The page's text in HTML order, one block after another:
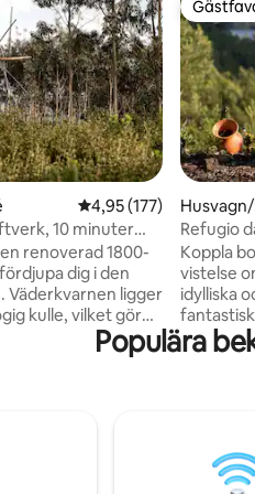
4,95 av 5 i
4,95 (177)
10 minuter
renoverad 1800-
dig i den
kulle, vilket gör
intilliggande
och även
Sao
Óbidos, alla
Refugio
utsikt
Koppla
vistelse
idylliska
Refugio
från
kloster
minuter
Populära